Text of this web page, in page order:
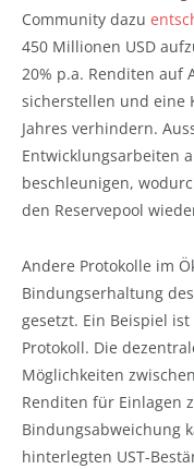
Community dazu
450 Millionen USD
20% p.a. Renditen auf
sicherstellen und eine
Jahres verhindern.
Entwicklungsarbeiten
beschleunigen,
den Reservepool
Andere Protokolle im
Bindungserhaltung
gesetzt. Ein Beispiel
Protokoll. Die
Möglichkeiten
Renditen für Einlagen
Bindungsabweichung
hinterlegten UST-